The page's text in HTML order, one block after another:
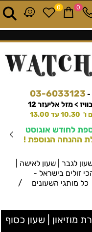
-
03-6033123
לחודש אוגוסט
ההנחה הנוספת !
0 0
לגבר | שעון לאישה |
זולים בישראל -
כל מותגי השעונים /
מוזיאון | שעון כסוף